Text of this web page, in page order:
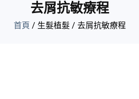
去屑抗敏療程
首頁 / 生髮植髮 / 去屑抗敏療程